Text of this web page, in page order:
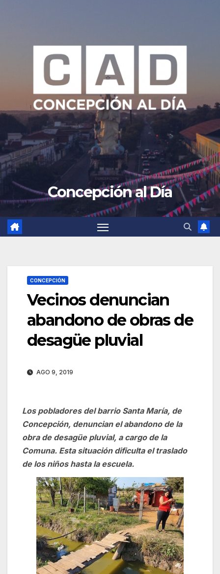
Concepción al Día
CONCEPCIÓN
Vecinos denuncian
abandono de obras de
desagüe pluvial
AGO 9, 2019
Los pobladores del barrio Santa María, de
Concepción, denuncian el abandono de la
obra de desagüe pluvial, a cargo de la
Comuna. Esta situación dificulta el traslado
de los niños hasta la escuela.